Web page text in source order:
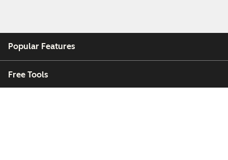
Popular Features
Free Tools